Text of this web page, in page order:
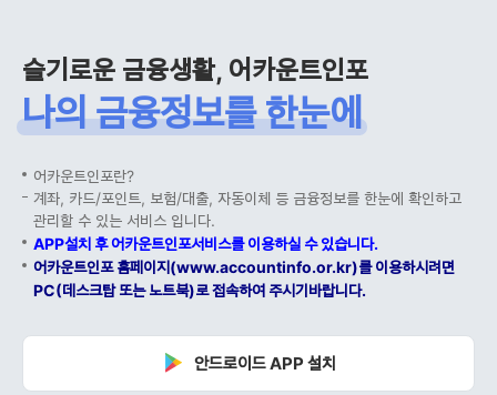
슬기로운 금융생활, 어카운트인포
나의 금융정보를 한눈에
어카운트인포란?
계좌, 카드/포인트, 보험/대출, 자동이체 등 금융정보를 한눈에 확인하고
관리할 수 있는 서비스 입니다.
APP설치 후 어카운트인포서비스를 이용하실 수 있습니다.
어카운트인포 홈페이지(www.accountinfo.or.kr)를 이용하시려면
PC(데스크탑 또는 노트북)로 접속하여 주시기바랍니다.
안드로이드 APP 설치